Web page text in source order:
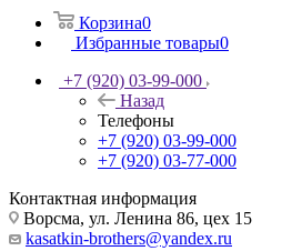
Корзина0
Избранные товары0
+7 (920) 03-99-000
Назад
Телефоны
+7 (920) 03-99-000
+7 (920) 03-77-000
Контактная информация
Ворсма, ул. Ленина 86, цех 15
kasatkin-brothers@yandex.ru